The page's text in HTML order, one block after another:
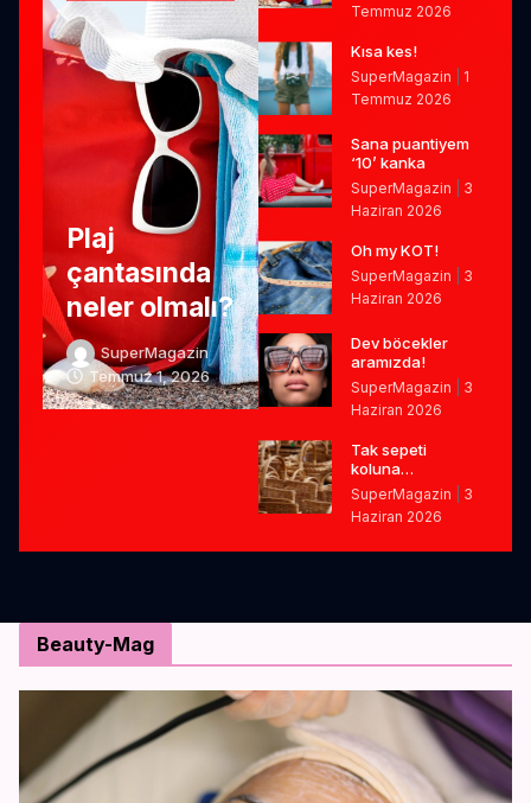
Plaj
çantasında
neler olmalı?
SuperMagazin
Temmuz 1, 2026
Temmuz 2026
Kısa kes!
SuperMagazin
1
Temmuz 2026
Sana puantiyem
‘10’ kanka
SuperMagazin
3
Haziran 2026
Oh my KOT!
SuperMagazin
3
Haziran 2026
Dev böcekler
aramızda!
SuperMagazin
3
Haziran 2026
Tak sepeti
koluna…
SuperMagazin
3
Haziran 2026
Beauty-Mag